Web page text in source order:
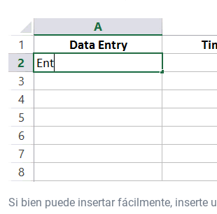
Si bien puede insertar fácilmente, inserte